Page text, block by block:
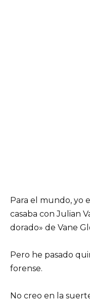
Para el mundo, yo
casaba con Julian
dorado» de Vane
Pero he pasado
forense.
No creo en la